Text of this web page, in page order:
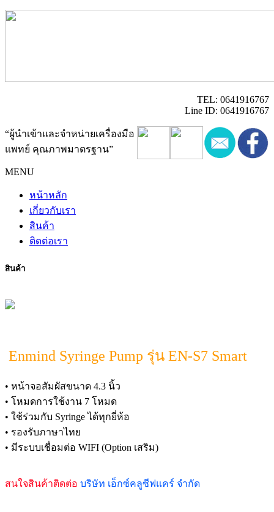
TEL: 0641916767
Line ID: 0641916767
“ผู้นำเข้าและจำหน่ายเครื่องมือ
แพทย์ คุณภาพมาตรฐาน”
MENU
หน้าหลัก
เกี่ยวกับเรา
สินค้า
ติดต่อเรา
สินค้า
Enmind Syringe Pump รุ่น EN-S7 Smart
• หน้าจอสัมผัสขนาด 4.3 นิ้ว
• โหมดการใช้งาน 7 โหมด
• ใช้ร่วมกับ Syringe ได้ทุกยี่ห้อ
• รองรับภาษาไทย
• มีระบบเชื่อมต่อ WIFI (Option เสริม)
สนใจสินค้าติดต่อ บริษัท เอ็กซ์คลูซีฟแคร์ จำกัด